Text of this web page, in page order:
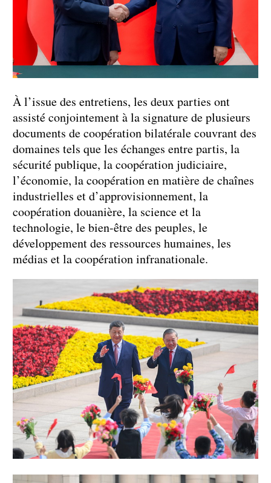
À l’issue des entretiens, les deux parties ont
assisté conjointement à la signature de plusieurs
documents de coopération bilatérale couvrant des
domaines tels que les échanges entre partis, la
sécurité publique, la coopération judiciaire,
l’économie, la coopération en matière de chaînes
industrielles et d’approvisionnement, la
coopération douanière, la science et la
technologie, le bien-être des peuples, le
développement des ressources humaines, les
médias et la coopération infranationale.